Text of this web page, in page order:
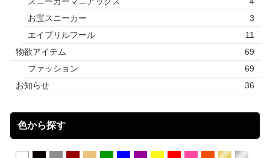
お宝スニーカー
3
エイプリルフール
11
物欲アイテム
69
ファッション
69
お知らせ
36
色から探す